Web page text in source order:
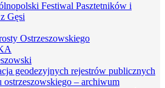
Festiwal Pasztetników i
Gęsi
Ostrzeszowskiego
geodezyjnych rejestrów publicznych
ostrzeszowskiego – archiwum